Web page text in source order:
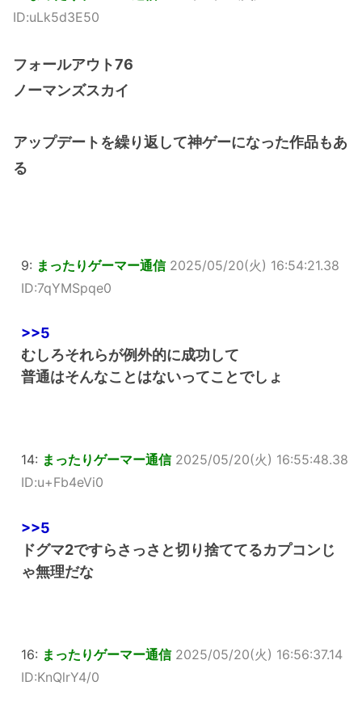
ID:uLk5d3E50
フォールアウト76
ノーマンズスカイ
アップデートを繰り返して神ゲーになった作品もあ
る
9: まったりゲーマー通信 2025/05/20(火) 16:54:21.38
ID:7qYMSpqe0
>>5
むしろそれらが例外的に成功して
普通はそんなことはないってことでしょ
14: まったりゲーマー通信 2025/05/20(火) 16:55:48.38
ID:u+Fb4eVi0
>>5
ドグマ2ですらさっさと切り捨ててるカプコンじ
ゃ無理だな
16: まったりゲーマー通信 2025/05/20(火) 16:56:37.14
ID:KnQlrY4/0